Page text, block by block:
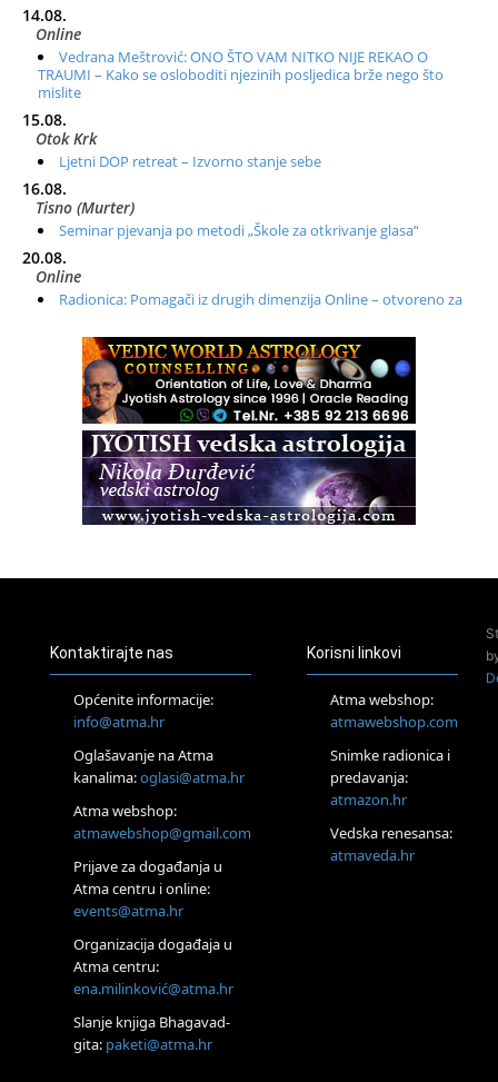
14.08.
Online
Vedrana Meštrović: ONO ŠTO VAM NITKO NIJE REKAO O
TRAUMI – Kako se osloboditi njezinih posljedica brže nego što
mislite
15.08.
Otok Krk
Ljetni DOP retreat – Izvorno stanje sebe
16.08.
Tisno (Murter)
Seminar pjevanja po metodi „Škole za otkrivanje glasa“
20.08.
Online
Radionica: Pomagači iz drugih dimenzija Online – otvoreno za
Zagreb+Online
Osnovni ThetaHealing® tečaj, Zagreb i Online
Zagreb
Osnovna radionica za izscjeljivanje pranom (Basic Pranic
Healing course)
Access BARS®, otpusti stres
Pjesma srca / Zagreb
Tečaj Višeg Vodstva, razvijanja intuicije i Akaša zapisa
Online
Upisi u program Profesionalni hipnoterapeut — nova
Online
Postanite Nositelj Vibracije Nove Zemlje
Visoko
Alemka Dauskardt – Jednodnevna radionica sistemskih
konstelacija
Zagreb
HOD PO ŽERAVICI – Seminar koji mijenja tijelo, duh i um
SoulFest – Festival glazbe, mudrosti i zajedništva
Kontaktirajte nas
Općenite informacije:
info@atma.hr
Oglašavanje na Atma
kanalima:oglasi@atma.hr
Atma webshop:
atmawebshop@gmail.com
Prijave za događanja u
Atma centru i online:
events@atma.hr
Organizacija događaja u
Atma centru:
ena.milinković@atma.hr
Slanje knjiga Bhagavad-
gita: paketi@atma.hr
Korisni linkovi
Atma webshop:
atmawebshop.com
Snimke radionica i
predavanja:
atmazon.hr
Vedska renesansa:
atmaveda.hr